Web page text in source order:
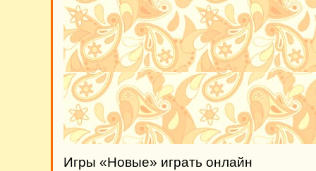
Игры «Новые» играть онлайн